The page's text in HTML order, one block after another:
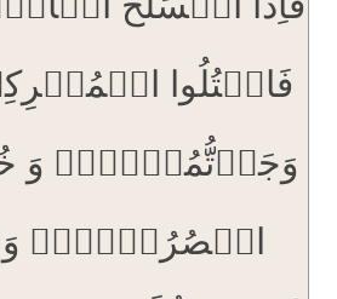
فَاقۡتُلُوا
وَجَدۡتُّمُوۡہُمۡ وَ
احۡصُرُوۡہُمۡ وَ